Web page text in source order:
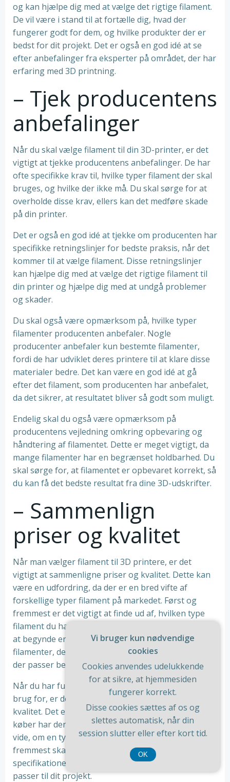
og kan hjælpe dig med at vælge det rigtige filament.
De vil være i stand til at fortælle dig, hvad der
fungerer godt for dem, og hvilke produkter der er
bedst for dit projekt. Det er også en god idé at se
efter anbefalinger fra eksperter på området, der har
erfaring med 3D printning.
– Tjek producentens
anbefalinger
Når du skal vælge filament til din 3D-printer, er det
vigtigt at tjekke producentens anbefalinger. De har
ofte specifikke krav til, hvilke typer filament der skal
bruges, og hvilke der ikke må. Du skal sørge for at
overholde disse krav, ellers kan det medføre skade
på din printer.
Det er også en god idé at tjekke om producenten har
specifikke retningslinjer for bedste praksis, når det
kommer til at vælge filament. Disse retningslinjer
kan hjælpe dig med at vælge det rigtige filament til
din printer og hjælpe dig med at undgå problemer
og skader.
Du skal også være opmærksom på, hvilke typer
filamenter producenten anbefaler. Nogle
producenter anbefaler kun bestemte filamenter,
fordi de har udviklet deres printere til at klare disse
materialer bedre. Det kan være en god idé at gå
efter det filament, som producenten har anbefalet,
da det sikrer, at resultatet bliver så godt som muligt.
Endelig skal du også være opmærksom på
producentens vejledning omkring opbevaring og
håndtering af filamentet. Dette er meget vigtigt, da
mange filamenter har en begrænset holdbarhed. Du
skal sørge for, at filamentet er opbevaret korrekt, så
du kan få det bedste resultat fra dine 3D-udskrifter.
– Sammenlign
priser og kvalitet
Når man vælger filament til 3D printere, er det
vigtigt at sammenligne priser og kvalitet. Dette kan
være en udfordring, da der er en bred vifte af
forskellige typer filament på markedet. Først og
fremmest er det vigtigt at finde ud af, hvilken type
filament du har brug for til dit projekt. En god måde
at begynde er ved at undersøge de forskellige typer
filamenter, der er tilgængelige, og vurdere hvilken
der passer bedst til dit projekt.
Når du har fundet ud af, hvilken type filament du har
brug for, er det tid til at sammenligne priser og
kvalitet. Det er vigtigt at sørge for, at den filament du
køber har den rette kvalitet. Der er flere måder at
vide, om en type filament er høj kvalitet. Først og
fremmest skal du kontrollere producentens
specifikationer og sørge for, at alle specifikationer
passer til dit projekt.
Vi bruger kun nødvendige
cookies
Cookies anvendes udelukkende
for at sikre, at hjemmesiden
fungerer korrekt.
Disse cookies sættes af os og
slettes automatisk, når din
session slutter eller efter kort tid.
OK